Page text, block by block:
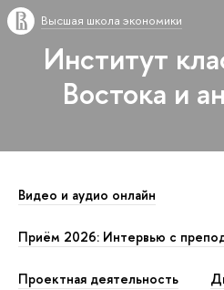
Высшая школа экономики
Институт
Востока и
Видео и аудио онлайн
Приём 2026: Интервью с
Проектная деятельность